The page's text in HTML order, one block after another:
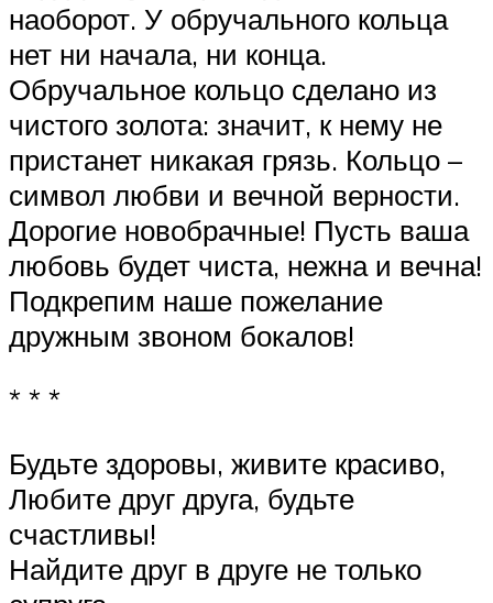
наоборот. У обручального кольца
нет ни начала, ни конца.
Обручальное кольцо сделано из
чистого золота: значит, к нему не
пристанет никакая грязь. Кольцо –
символ любви и вечной верности.
Дорогие новобрачные! Пусть ваша
любовь будет чиста, нежна и вечна!
Подкрепим наше пожелание
дружным звоном бокалов!
* * *
Будьте здоровы, живите красиво,
Любите друг друга, будьте
счастливы!
Найдите друг в друге не только